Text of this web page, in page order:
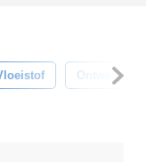
Ontwerp